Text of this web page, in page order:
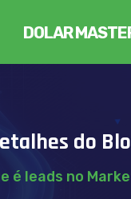
DOLAR
do
é leads no